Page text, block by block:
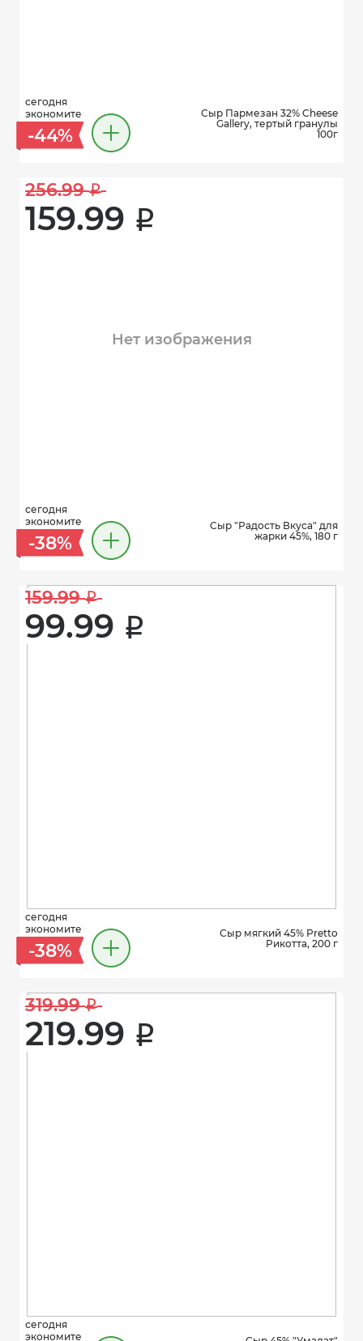
сегодня
экономите
-44%
Сыр Пармезан 32% Cheese
Gallery, тертый гранулы
100г
256.99 i
159.99 i
Нет изображения
сегодня
экономите
-38%
Сыр "Радость Вкуса" для
жарки 45%, 180 г
159.99 i
99.99 i
сегодня
экономите
-38%
Сыр мягкий 45% Pretto
Рикотта, 200 г
319.99 i
219.99 i
сегодня
экономите